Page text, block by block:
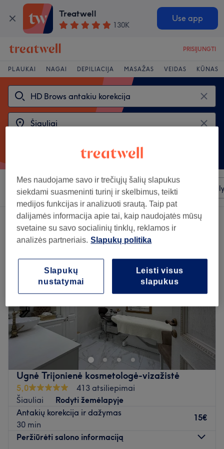
Treatwell
130K
Use app
PRISIJUNGTI
PLAUKAI NAGAI DEPILIACIJA MASAŽAS VEIDAS KŪNAS
Rūšiuoti pagal Bet kuri kaina Salonai Greiti
2 salonai, siūlantys:hd brows antakiu korekcija rajonas: Šiauliai
Ugnė Trijonienė kosmetologė-vizažistė
5,0
413 atsiliepimai
Šiauliai
Rodyti žemėlapyje
Antakių korekcija ir dažymas
30 min
15€
Peržiūrėti salono informaciją
Mes naudojame savo ir trečiųjų šalių slapukus
siekdami suasmeninti turinį ir skelbimus, teikti
medijos funkcijas ir analizuoti srautą. Taip pat
dalijamės informacija apie tai, kaip naudojatės mūsų
svetaine su savo socialinių tinklų, reklamos ir
analizės partneriais. Slapukų politika
Leisti visus
slapukus
Slapukų
nustatymai